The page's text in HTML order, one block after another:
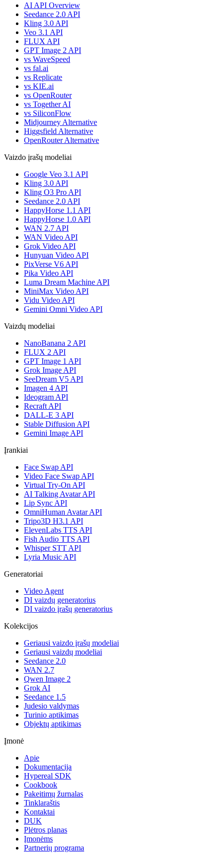
AI API Overview
Seedance 2.0 API
Kling 3.0 API
Veo 3.1 API
FLUX API
GPT Image 2 API
vs WaveSpeed
vs fal.ai
vs Replicate
vs KIE.ai
vs OpenRouter
vs Together AI
vs SiliconFlow
Midjourney Alternative
Higgsfield Alternative
OpenRouter Alternative
Vaizdo įrašų modeliai
Google Veo 3.1 API
Kling 3.0 API
Kling O3 Pro API
Seedance 2.0 API
HappyHorse 1.1 API
HappyHorse 1.0 API
WAN 2.7 API
WAN Video API
Grok Video API
Hunyuan Video API
PixVerse V6 API
Pika Video API
Luma Dream Machine API
MiniMax Video API
Vidu Video API
Gemini Omni Video API
Vaizdų modeliai
NanoBanana 2 API
FLUX 2 API
GPT Image 1 API
Grok Image API
SeeDream V5 API
Imagen 4 API
Ideogram API
Recraft API
DALL-E 3 API
Stable Diffusion API
Gemini Image API
Įrankiai
Face Swap API
Video Face Swap API
Virtual Try-On API
AI Talking Avatar API
Lip Sync API
OmniHuman Avatar API
Tripo3D H3.1 API
ElevenLabs TTS API
Fish Audio TTS API
Whisper STT API
Lyria Music API
Generatoriai
Video Agent
DI vaizdų generatorius
DI vaizdo įrašų generatorius
Kolekcijos
Geriausi vaizdo įrašų modeliai
Geriausi vaizdų modeliai
Seedance 2.0
WAN 2.7
Qwen Image 2
Grok AI
Seedance 1.5
Judesio valdymas
Turinio aptikimas
Objektų aptikimas
Įmonė
Apie
Dokumentacija
Hypereal SDK
Cookbook
Pakeitimų žurnalas
Tinklaraštis
Kontaktai
DUK
Plėtros planas
Įmonėms
Partnerių programa